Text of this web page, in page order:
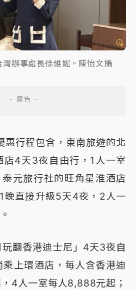
灣辦事處長徐維妮。陳怡文攝
惠行程包含，東南旅遊的北
店4天3夜自由行，1人一室
元旅行社的旺角星淮酒店
晚直接升級5天4夜，2人一
翻香港迪士尼」4天3夜自
上環酒店，每人含香港迪
4人一室每人8,888元起；